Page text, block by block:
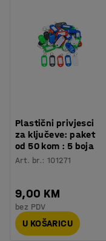
Plastični privjesci
za ključeve: paket
od 50 kom : 5 boja
Art. br.:101271
9,00 KM
bez PDV
U KOŠARICU